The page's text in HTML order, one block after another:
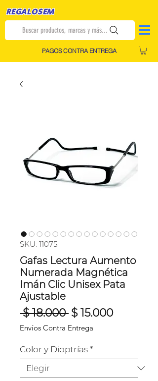
REGALOSEM
Buscar productos, marcas y más...
PAGOS CONTRA ENTREGA
SKU: 11075
Gafas Lectura Aumento
Numerada Magnética
Imán Clic Unisex Pata
Ajustable
$ 18.000 Precio
$ 15.000Precio
Envíos Contra Entrega
Color y Dioptrías *